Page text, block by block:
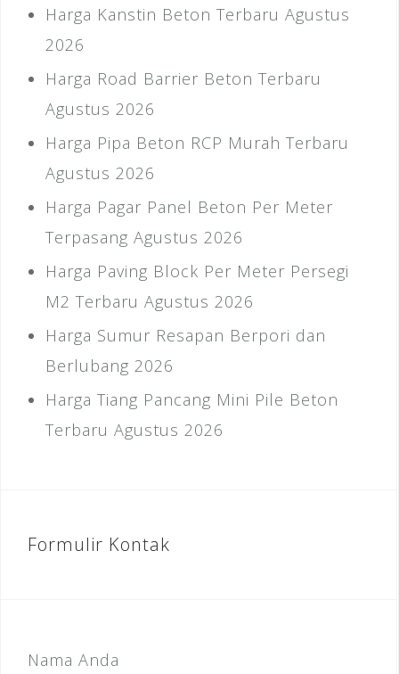
Harga Kanstin Beton Terbaru Agustus
2026
Harga Road Barrier Beton Terbaru
Agustus 2026
Harga Pipa Beton RCP Murah Terbaru
Agustus 2026
Harga Pagar Panel Beton Per Meter
Terpasang Agustus 2026
Harga Paving Block Per Meter Persegi
M2 Terbaru Agustus 2026
Harga Sumur Resapan Berpori dan
Berlubang 2026
Harga Tiang Pancang Mini Pile Beton
Terbaru Agustus 2026
Formulir Kontak
Nama Anda